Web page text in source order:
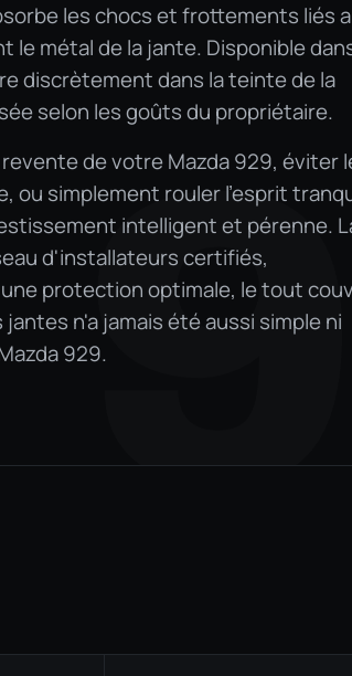
les chocs et frottements liés
métal de la jante. Disponible
discrètement dans la teinte de la
selon les goûts du propriétaire.
de votre Mazda 929, éviter
ou simplement rouler l'esprit
intelligent et pérenne.
d'installateurs certifiés,
protection optimale, le tout
n'a jamais été aussi simple ni
929.